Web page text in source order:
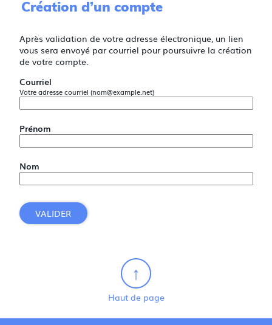
Création d’un compte
Après validation de votre adresse électronique, un lien
vous sera envoyé par courriel pour poursuivre la création
de votre compte.
Courriel
Votre adresse courriel (nom@example.net)
Prénom
Nom
VALIDER
Haut de page